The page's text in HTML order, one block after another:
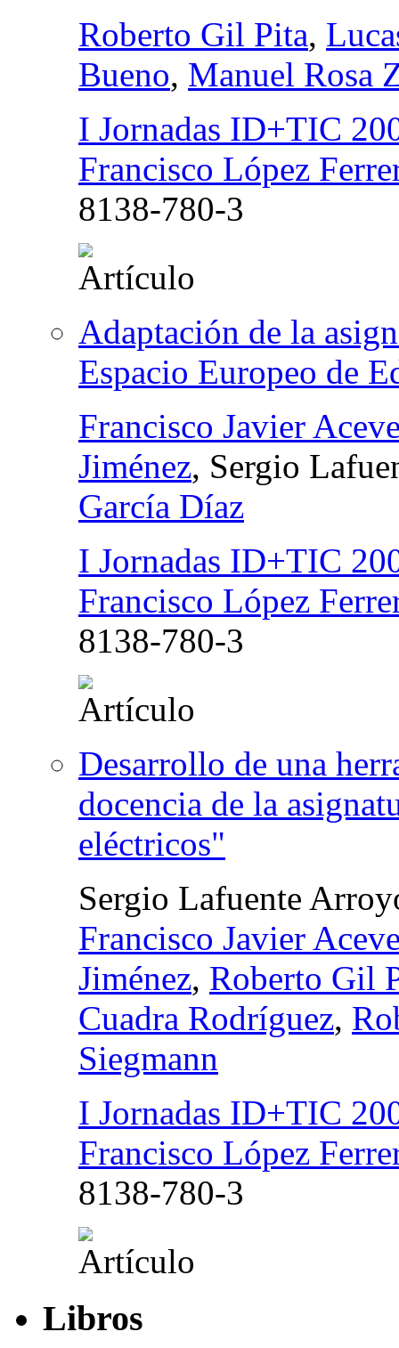
Roberto Gil Pita,
Bueno, Manuel Rosa
I Jornadas ID+TIC
Francisco López
8138-780-3
Adaptación de la
Espacio Europeo de
Francisco Javier
Jiménez, Sergio
García Díaz
I Jornadas ID+TIC
Francisco López
8138-780-3
Desarrollo de una
docencia de la
eléctricos"
Sergio Lafuente
Francisco Javier
Jiménez, Roberto Gil
Cuadra Rodríguez,
Siegmann
I Jornadas ID+TIC
Francisco López
8138-780-3
Libros